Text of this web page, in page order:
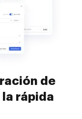
de
rápida